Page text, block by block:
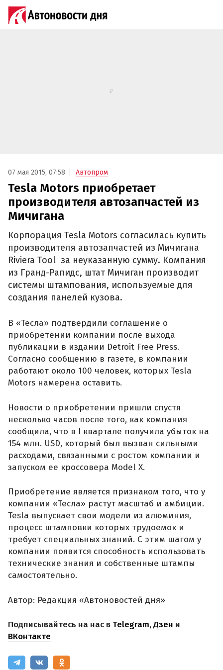
07 мая 2015, 07:58 Автопром
Tesla Motors приобретает
производителя автозапчастей из
Мичигана
Корпорация Tesla Motors согласилась купить
производителя автозапчастей из Мичигана
Riviera Tool за неуказанную сумму. Компания
из Гранд-Рапидс, штат Мичиган производит
системы штампования, используемые для
создания панелей кузова.
В «Тесла» подтвердили соглашение о
приобретении компании после выхода
публикации в издании Detroit Free Press.
Согласно сообщению в газете, в компании
работают около 100 человек, которых Tesla
Motors намерена оставить.
Новости о приобретении пришли спустя
несколько часов после того, как компания
сообщила, что в I квартале получила убыток на
154 млн. USD, который был вызван сильными
расходами, связанными с ростом компании и
запуском ее кроссовера Model X.
Приобретение является признаком того, что у
компании «Тесла» растут масштаб и амбиции.
Tesla выпускает свои модели из алюминия,
процесс штамповки которых трудоемок и
требует специальных знаний. С этим шагом у
компании появится способность использовать
технические знания и собственные штампы
самостоятельно.
Автор: Редакция «Автоновостей дня»
Подписывайтесь на нас в Telegram,Дзен и
ВКонтакте